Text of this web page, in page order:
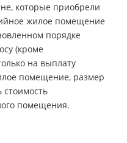
которые приобрели
жилое помещение
порядке
(кроме
на выплату
помещение, размер
помещения.